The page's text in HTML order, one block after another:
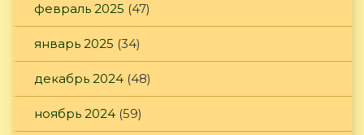
февраль 2025 (47)
январь 2025 (34)
декабрь 2024 (48)
ноябрь 2024 (59)